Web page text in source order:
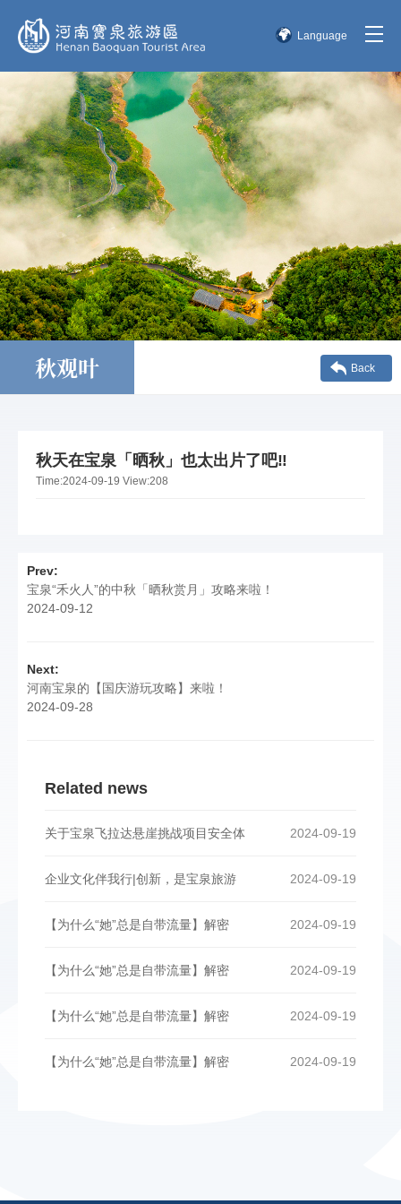
Language
English
한국어
日本語
秋观叶 Back
秋天在宝泉「晒秋」也太出片了吧‼️
Time:2024-09-19 View:208
Prev:
宝泉“禾火人”的中秋「晒秋赏月」攻略来啦！
2024-09-12
Next:
河南宝泉的【国庆游玩攻略】来啦！
2024-09-28
Related news
2024-09-19
关于宝泉飞拉达悬崖挑战项目安全体
2024-09-19
企业文化伴我行|创新，是宝泉旅游
2024-09-19
【为什么“她”总是自带流量】解密
2024-09-19
【为什么“她”总是自带流量】解密
2024-09-19
【为什么“她”总是自带流量】解密
2024-09-19
【为什么“她”总是自带流量】解密